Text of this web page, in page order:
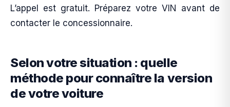
L’appel est gratuit. Préparez votre VIN avant de
contacter le concessionnaire.
Selon votre situation : quelle
méthode pour connaître la version
de votre voiture